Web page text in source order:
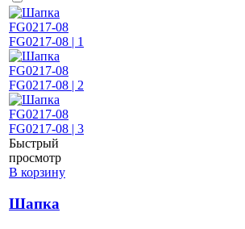
Быстрый
просмотр
В корзину
Шапка